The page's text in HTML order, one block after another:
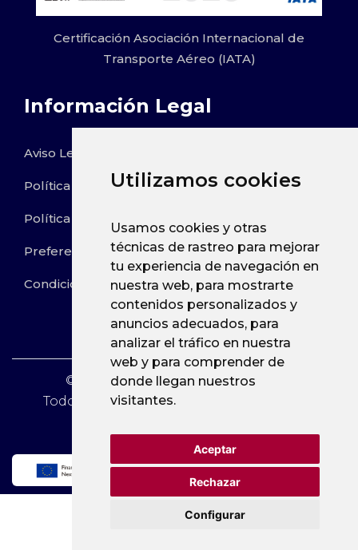
Utilizamos cookies
Usamos cookies y otras
técnicas de rastreo para mejorar
tu experiencia de navegación en
nuestra web, para mostrarte
contenidos personalizados y
anuncios adecuados, para
analizar el tráfico en nuestra
web y para comprender de
donde llegan nuestros
visitantes.
Aceptar
Rechazar
Configurar
Certificación Asociación Internacional de
Transporte Aéreo (IATA)
Información Legal
Aviso Legal
Política de Privacidad
Política de Cookies
Preferencias de Cookies
Condiciones de Reservas
© 2023. Viajes a medida - Eliotours
Todos los derechos reservados por Viajes